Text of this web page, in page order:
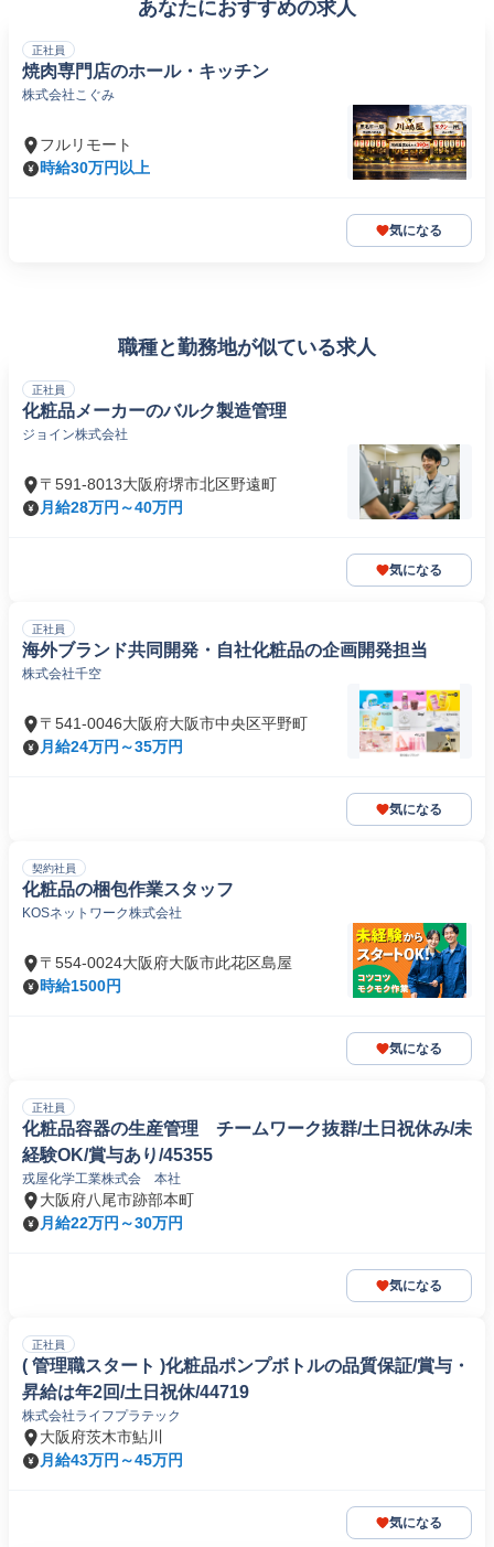
あなたにおすすめの求人
正社員
焼肉専門店のホール・キッチン
株式会社こぐみ
フルリモート
時給30万円以上
気になる
職種と勤務地が似ている求人
正社員
化粧品メーカーのバルク製造管理
ジョイン株式会社
〒591-8013大阪府堺市北区野遠町
月給28万円～40万円
気になる
正社員
海外ブランド共同開発・自社化粧品の企画開発担当
株式会社千空
〒541-0046大阪府大阪市中央区平野町
月給24万円～35万円
気になる
契約社員
化粧品の梱包作業スタッフ
KOSネットワーク株式会社
〒554-0024大阪府大阪市此花区島屋
時給1500円
気になる
正社員
化粧品容器の生産管理 チームワーク抜群/土日祝休み/未
経験OK/賞与あり/45355
戎屋化学工業株式会 本社
大阪府八尾市跡部本町
月給22万円～30万円
気になる
正社員
( 管理職スタート )化粧品ポンプボトルの品質保証/賞与・
昇給は年2回/土日祝休/44719
株式会社ライフプラテック
大阪府茨木市鮎川
月給43万円～45万円
気になる